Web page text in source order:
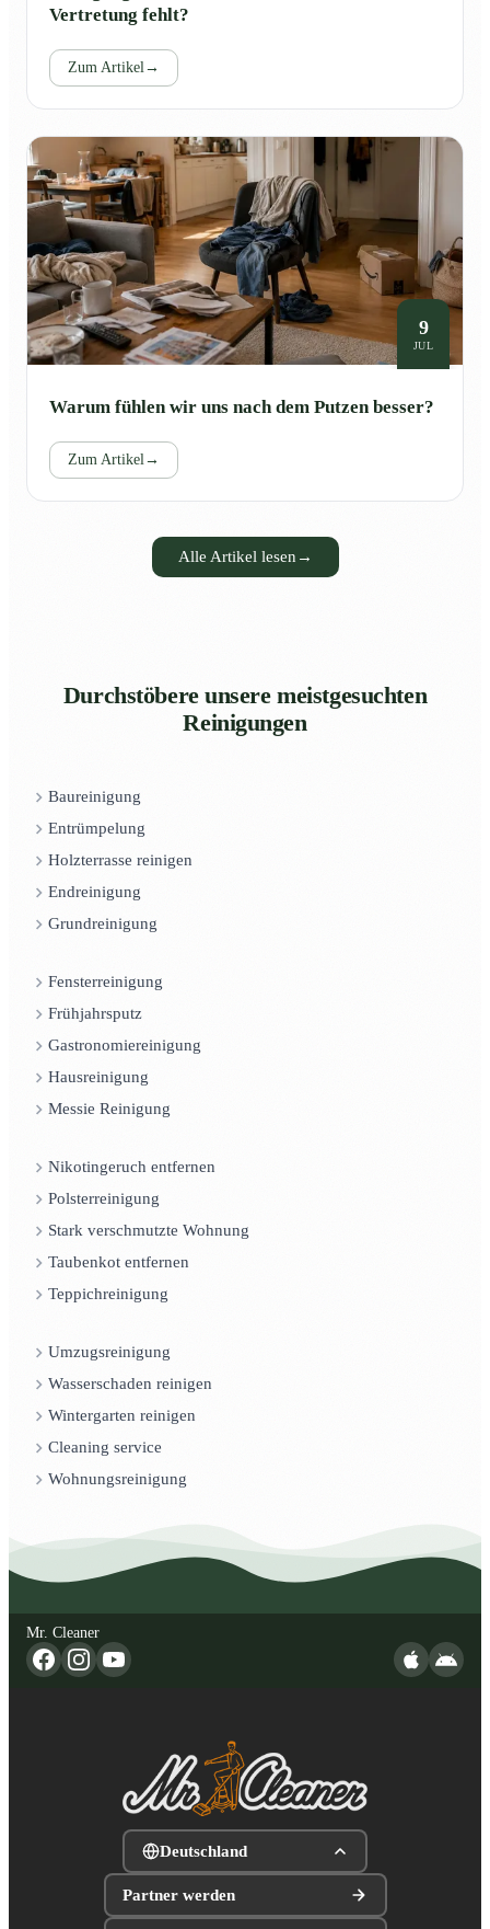
Vertretung fehlt?
Zum Artikel→
9
JUL
Warum fühlen wir uns nach dem Putzen besser?
Zum Artikel→
Alle Artikel lesen →
Durchstöbere unsere meistgesuchten
Reinigungen
Baureinigung
Entrümpelung
Holzterrasse reinigen
Endreinigung
Grundreinigung
Fensterreinigung
Frühjahrsputz
Gastronomiereinigung
Hausreinigung
Messie Reinigung
Nikotingeruch entfernen
Polsterreinigung
Stark verschmutzte Wohnung
Taubenkot entfernen
Teppichreinigung
Umzugsreinigung
Wasserschaden reinigen
Wintergarten reinigen
Cleaning service
Wohnungsreinigung
Mr. Cleaner
Deutschland
Partner werden